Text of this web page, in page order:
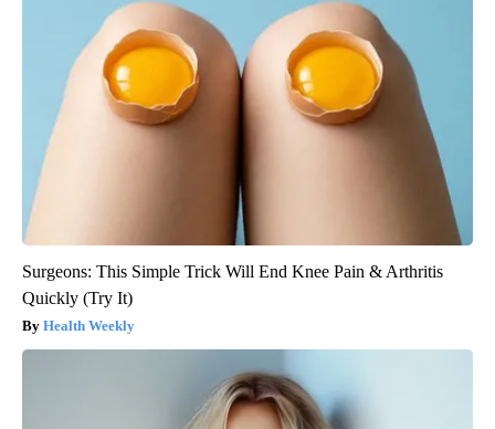
Surgeons: This Simple Trick Will End Knee Pain & Arthritis
Quickly (Try It)
Health Weekly